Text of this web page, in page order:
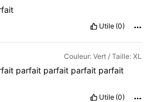
Utile (0)
Couleur: Vert / Taille: XL
parfait parfait parfait parfait
Utile (0)